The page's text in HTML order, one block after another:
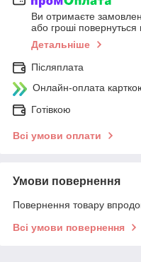
Ви отримаєте
або гроші повернуться
Детальніше
Післяплата
Онлайн-оплата
Готівкою
Всі умови оплати
Умови повернення
Повернення товару
Всі умови повернення